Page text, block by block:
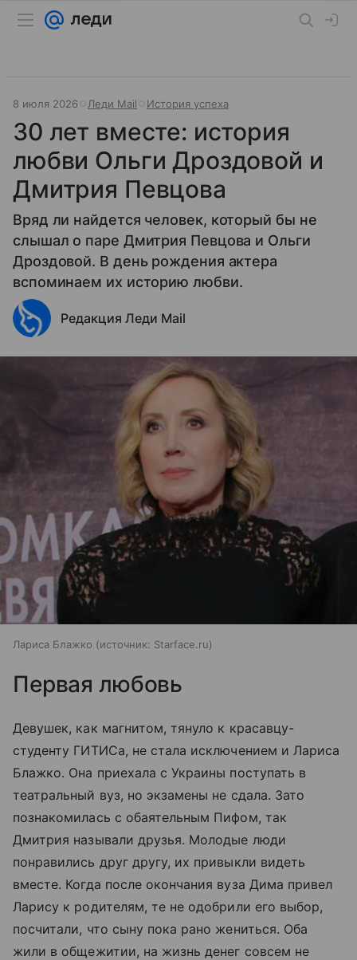
8 июля 2026 Леди Mail История успеха
30 лет вместе: история
любви Ольги Дроздовой и
Дмитрия Певцова
Вряд ли найдется человек, который бы не
слышал о паре Дмитрия Певцова и Ольги
Дроздовой. В день рождения актера
вспоминаем их историю любви.
Редакция Леди Mail
Лариса Блажко источник: Starface.ru
Первая любовь
Девушек, как магнитом, тянуло к красавцу-
студенту ГИТИСа, не стала исключением и Лариса
Блажко. Она приехала с Украины поступать в
театральный вуз, но экзамены не сдала. Зато
познакомилась с обаятельным Пифом, так
Дмитрия называли друзья. Молодые люди
понравились друг другу, их привыкли видеть
вместе. Когда после окончания вуза Дима привел
Ларису к родителям, те не одобрили его выбор,
посчитали, что сыну пока рано жениться. Оба
жили в общежитии, на жизнь денег совсем не